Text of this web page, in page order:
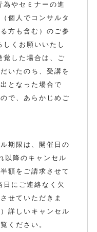
やセミナーの進
個人でコンサルタ
方も含む）のご参
くお願いいたし
覚した場合は、ご
いたのち、受講を
となった場合で
で、あらかじめご
期限は、開催日の
以降のキャンセル
額をご請求させて
にご連絡なく欠
せていただきま
詳しいキャンセル
ください。